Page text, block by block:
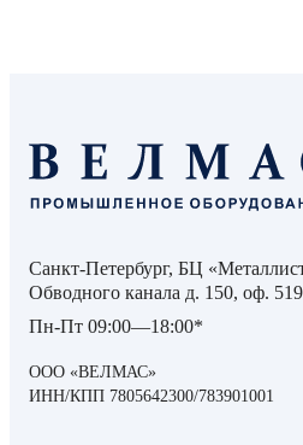
Санкт-Петербург, БЦ
Обводного канала д. 150, оф. 519
Пн-Пт 09:00—18:00*
ООО «ВЕЛМАС»
ИНН/КПП 7805642300/783901001